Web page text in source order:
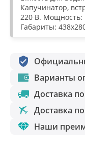
Капучинатор,
220 В. Мощность:
Габариты:
Варианты
Доставка
Доставка
Наши